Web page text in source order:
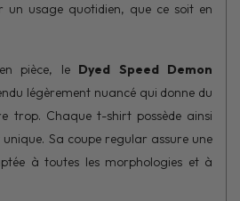
un usage quotidien, que ce soit en
pièce, le Dyed Speed Demon
légèrement nuancé qui donne du
trop. Chaque t-shirt possède ainsi
Sa coupe regular assure une
à toutes les morphologies et à